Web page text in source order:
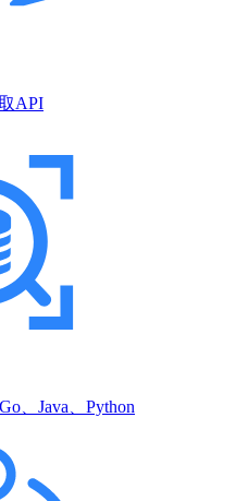
API
、Java、Python